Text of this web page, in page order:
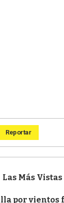
Reportar
Las Más Vistas
por vientos